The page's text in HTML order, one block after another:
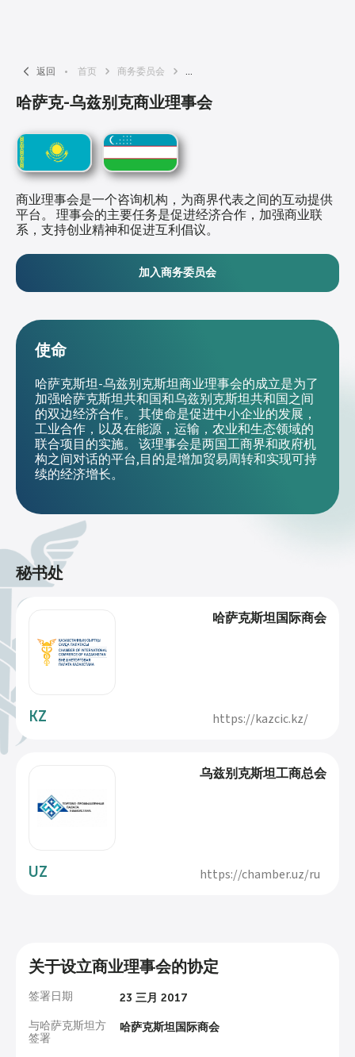
返回 首页 商务委员会 ...
哈萨克-乌兹别克商业理事会
商业理事会是一个咨询机构，为商界代表之间的互动提供
平台。 理事会的主要任务是促进经济合作，加强商业联
系，支持创业精神和促进互利倡议。
加入商务委员会
使命
哈萨克斯坦-乌兹别克斯坦商业理事会的成立是为了
加强哈萨克斯坦共和国和乌兹别克斯坦共和国之间
的双边经济合作。 其使命是促进中小企业的发展，
工业合作，以及在能源，运输，农业和生态领域的
联合项目的实施。 该理事会是两国工商界和政府机
构之间对话的平台,目的是增加贸易周转和实现可持
续的经济增长。
秘书处
哈萨克斯坦国际商会
https://kazcic.kz/
KZ
乌兹别克斯坦工商总会
https://chamber.uz/ru
UZ
关于设立商业理事会的协定
签署日期 23 三月 2017
与哈萨克斯坦方
签署
哈萨克斯坦国际商会